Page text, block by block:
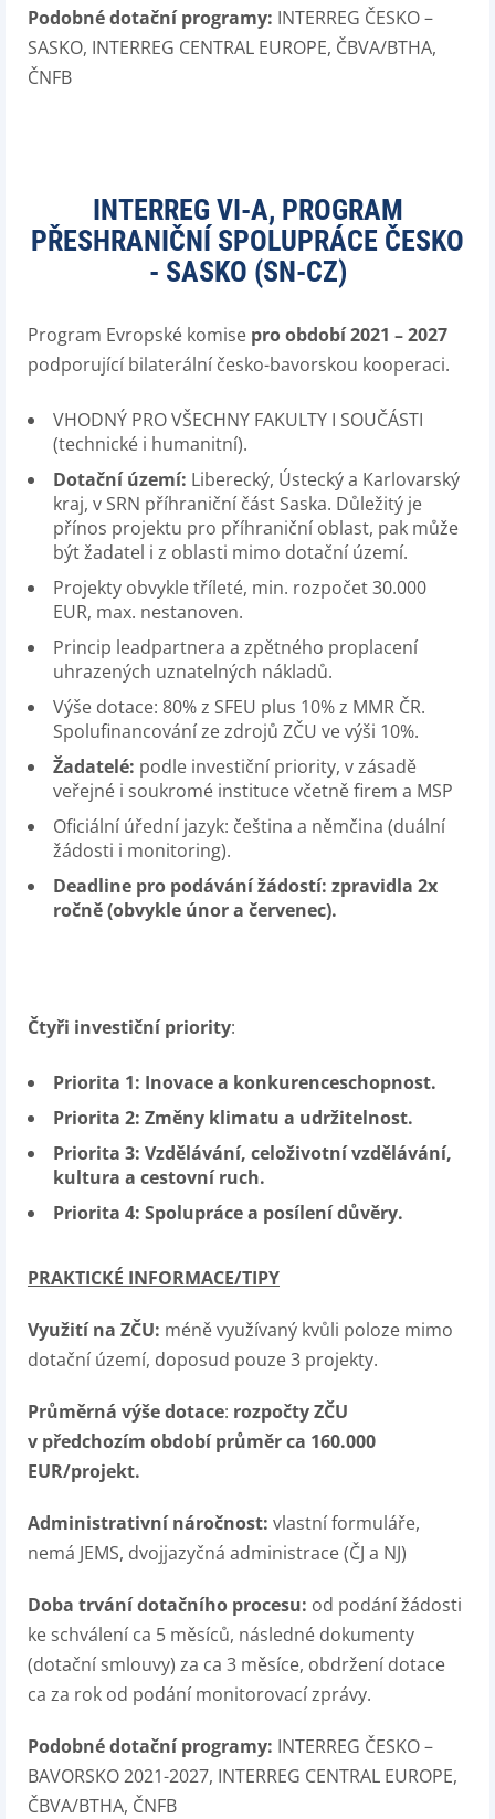
Podobné dotační programy: INTERREG ČESKO –
SASKO, INTERREG CENTRAL EUROPE, ČBVA/BTHA,
ČNFB
INTERREG VI-A, PROGRAM
PŘESHRANIČNÍ SPOLUPRÁCE ČESKO
- SASKO (SN-CZ)
Program Evropské komise pro období 2021 – 2027
podporující bilaterální česko-bavorskou kooperaci.
VHODNÝ PRO VŠECHNY FAKULTY I SOUČÁSTI
(technické i humanitní).
Dotační území: Liberecký, Ústecký a Karlovarský
kraj, v SRN příhraniční část Saska. Důležitý je
přínos projektu pro příhraniční oblast, pak může
být žadatel i z oblasti mimo dotační území.
Projekty obvykle tříleté, min. rozpočet 30.000
EUR, max. nestanoven.
Princip leadpartnera a zpětného proplacení
uhrazených uznatelných nákladů.
Výše dotace: 80% z SFEU plus 10% z MMR ČR.
Spolufinancování ze zdrojů ZČU ve výši 10%.
Žadatelé: podle investiční priority, v zásadě
veřejné i soukromé instituce včetně firem a MSP
Oficiální úřední jazyk: čeština a němčina (duální
žádosti i monitoring).
Deadline pro podávání žádostí: zpravidla 2x
ročně(obvykle únor a červenec).
Čtyři investiční priority:
Priorita 1: Inovace a konkurenceschopnost.
Priorita 2: Změny klimatu a udržitelnost.
Priorita 3: Vzdělávání, celoživotní vzdělávání,
kultura a cestovní ruch.
Priorita 4: Spolupráce a posílení důvěry.
PRAKTICKÉ INFORMACE/TIPY
Využití na ZČU: méně využívaný kvůli poloze mimo
dotační území, doposud pouze 3 projekty.
Průměrná výše dotace: rozpočty ZČU
v předchozím období průměr ca 160.000
EUR/projekt.
Administrativní náročnost: vlastní formuláře,
nemá JEMS, dvojjazyčná administrace (ČJ a NJ)
Doba trvání dotačního procesu: od podání žádosti
ke schválení ca 5 měsíců, následné dokumenty
(dotační smlouvy) za ca 3 měsíce, obdržení dotace
ca za rok od podání monitorovací zprávy.
Podobné dotační programy: INTERREG ČESKO –
BAVORSKO 2021-2027, INTERREG CENTRAL EUROPE,
ČBVA/BTHA, ČNFB